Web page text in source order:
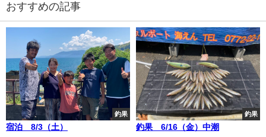
おすすめの記事
釣果
宿泊 8/3（土）
釣果
釣果 6/16（金）中潮